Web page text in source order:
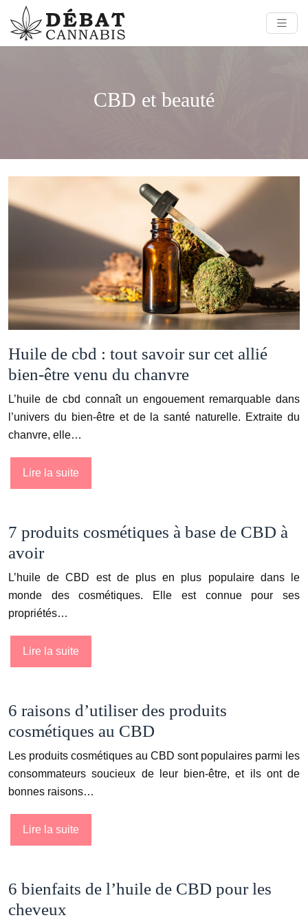
CBD et beauté
Huile de cbd : tout savoir sur cet allié
bien-être venu du chanvre
L’huile de cbd connaît un engouement remarquable dans
l’univers du bien-être et de la santé naturelle. Extraite du
chanvre, elle…
Lire la suite
7 produits cosmétiques à base de CBD à
avoir
L’huile de CBD est de plus en plus populaire dans le
monde des cosmétiques. Elle est connue pour ses
propriétés…
Lire la suite
6 raisons d’utiliser des produits
cosmétiques au CBD
Les produits cosmétiques au CBD sont populaires parmi les
consommateurs soucieux de leur bien-être, et ils ont de
bonnes raisons…
Lire la suite
6 bienfaits de l’huile de CBD pour les
cheveux